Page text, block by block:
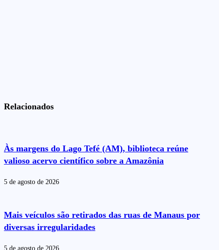
Relacionados
Às margens do Lago Tefé (AM), biblioteca reúne
valioso acervo científico sobre a Amazônia
5 de agosto de 2026
Mais veículos são retirados das ruas de Manaus por
diversas irregularidades
5 de agosto de 2026